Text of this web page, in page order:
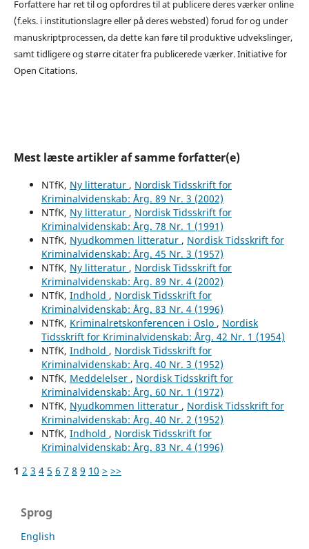
Forfattere har ret til og opfordres til at publicere deres værker online
(f.eks. i institutionslagre eller på deres websted) forud for og under
manuskriptprocessen, da dette kan føre til produktive udvekslinger,
samt tidligere og større citater fra publicerede værker. Initiative for
Open Citations.
Mest læste artikler af samme forfatter(e)
NTfK, Ny litteratur , Nordisk Tidsskrift for
Kriminalvidenskab: Årg. 89 Nr. 3 (2002)
NTfK, Ny litteratur , Nordisk Tidsskrift for
Kriminalvidenskab: Årg. 78 Nr. 1 (1991)
NTfK, Nyudkommen litteratur , Nordisk Tidsskrift for
Kriminalvidenskab: Årg. 45 Nr. 3 (1957)
NTfK, Ny litteratur , Nordisk Tidsskrift for
Kriminalvidenskab: Årg. 89 Nr. 4 (2002)
NTfK, Indhold , Nordisk Tidsskrift for
Kriminalvidenskab: Årg. 83 Nr. 4 (1996)
NTfK, Kriminalretskonferencen i Oslo , Nordisk
Tidsskrift for Kriminalvidenskab: Årg. 42 Nr. 1 (1954)
NTfK, Indhold , Nordisk Tidsskrift for
Kriminalvidenskab: Årg. 40 Nr. 3 (1952)
NTfK, Meddelelser , Nordisk Tidsskrift for
Kriminalvidenskab: Årg. 60 Nr. 1 (1972)
NTfK, Nyudkommen litteratur , Nordisk Tidsskrift for
Kriminalvidenskab: Årg. 40 Nr. 2 (1952)
NTfK, Indhold , Nordisk Tidsskrift for
Kriminalvidenskab: Årg. 83 Nr. 4 (1996)
1 2 3 4 5 6 7 8 9 10 > >>
Sprog
English